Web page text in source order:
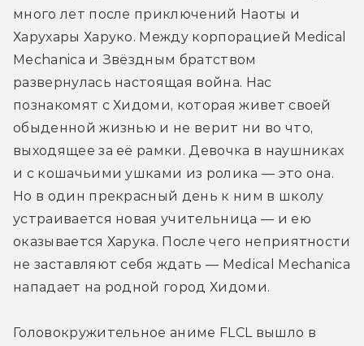
много лет после приключений Наоты и
Харухары Харуко. Между корпорацией Medical
Mechanica и Звёздным братством
развернулась настоящая война. Нас
познакомят с Хидоми, которая живет своей
обыденной жизнью и не верит ни во что,
выходящее за её рамки. Девочка в наушниках
и с кошачьими ушками из ролика — это она.
Но в один прекрасный день к ним в школу
устраивается новая учительница — и ею
оказывается Харука. После чего неприятности
не заставляют себя ждать — Medical Mechanica
нападает на родной город Хидоми.
Головокружительное аниме FLCL вышло в